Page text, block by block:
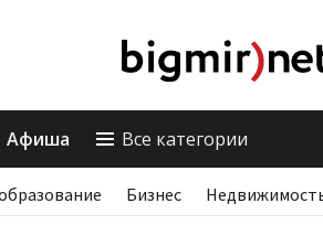
Афиша Все категории
Бизнес